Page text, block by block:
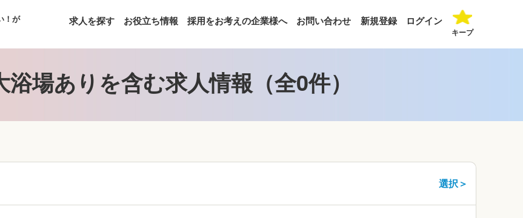
！が
求人を探す お役立ち情報 採用をお考えの企業様へ お問い合わせ 新規登録 ログイン
キープ
浴場ありを含む求人情報（全0件）
選択＞